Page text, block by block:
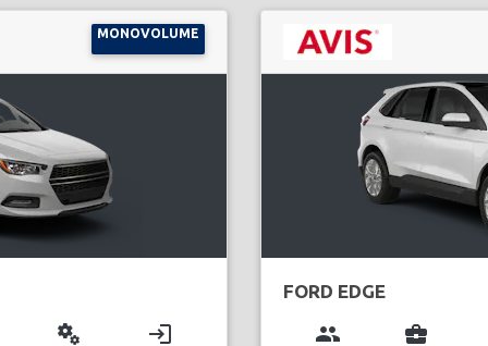
MONOVOLUME
miscellaneous_services login
FORD EDGE
group business_center